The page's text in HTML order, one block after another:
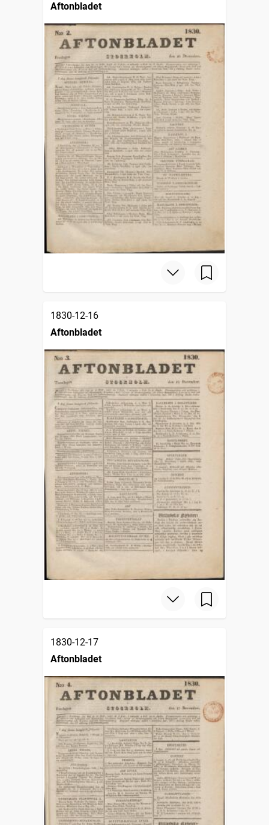
Aftonbladet
1830-12-16
Aftonbladet
1830-12-17
Aftonbladet